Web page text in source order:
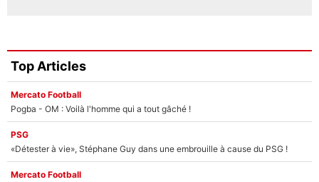
Top Articles
Mercato Football
Pogba - OM : Voilà l'homme qui a tout gâché !
PSG
«Détester à vie», Stéphane Guy dans une embrouille à cause du PSG !
Mercato Football